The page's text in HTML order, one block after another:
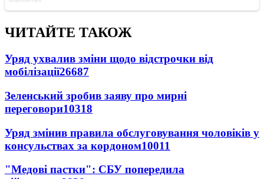
ЧИТАЙТЕ ТАКОЖ
Уряд ухвалив зміни щодо відстрочки від
мобілізації26687
Зеленський зробив заяву про мирні
переговори10318
Уряд змінив правила обслуговування чоловіків у
консульствах за кордоном10011
"Медові пастки": СБУ попередила